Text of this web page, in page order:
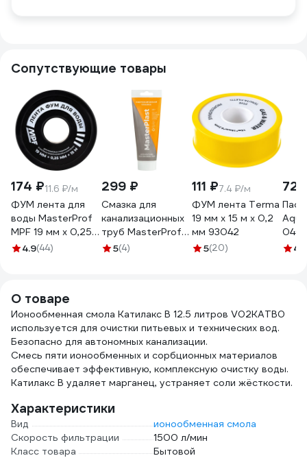
Сопутствующие товары
174 ₽11.6 ₽/м
ФУМ лента для
воды MasterProf
MPF 19 мм x 0,25
мм x 15 м,
4.9(44)
299 ₽
Смазка для
канализационных
труб MasterProf
МАСТЕРПЛАСТ
5(4)
111 ₽7.4 ₽/м
ФУМ лента Terma
19 мм х 15 м х 0,2
мм 93042
5(20)
гр.4.8
О товаре
Ионообменная смола Катилакс B 12.5 литров V02KATB0
используется для очистки питьевых и технических вод.
Безопасно для автономных канализации.
Смесь пяти ионообменных и сорбционных материалов
обеспечивает эффективную, комплексную очистку воды.
Катилакс B удаляет марганец, устраняет соли жёсткости.
Характеристики
Вид
ионообменная смола
Скорость фильтрации
1500 л/мин
Класс товара
Бытовой